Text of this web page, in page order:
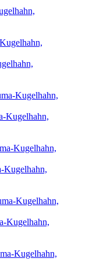
Kugelhahn,
Kugelhahn,
Kugelhahn,